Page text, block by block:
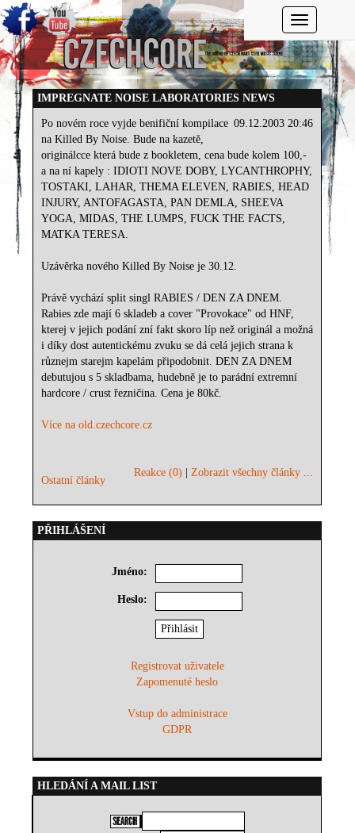
Toggle
IMPREGNATE NOISE LABORATORIES NEWS
09.12.2003 20:46
Po novém roce vyjde benifiční kompilace
na Killed By Noise. Bude na kazetě,
originálcce která bude z bookletem, cena bude kolem 100,-
a na ní kapely : IDIOTI NOVE DOBY, LYCANTHROPHY,
TOSTAKI, LAHAR, THEMA ELEVEN, RABIES, HEAD
INJURY, ANTOFAGASTA, PAN DEMLA, SHEEVA
YOGA, MIDAS, THE LUMPS, FUCK THE FACTS,
MATKA TERESA.
Uzávěrka nového Killed By Noise je 30.12.
Právě vychází split singl RABIES / DEN ZA DNEM.
Rabies zde mají 6 skladeb a cover "Provokace" od HNF,
kterej v jejich podání zní fakt skoro líp než originál a možná
i díky dost autentickému zvuku se dá celá jejich strana k
různejm starejm kapelám připodobnit. DEN ZA DNEM
debutujou s 5 skladbama, hudebně je to parádní extremní
hardcore / crust řezničina. Cena je 80kč.
Více na old.czechcore.cz
Ostatní články
Reakce (0) |Zobrazit všechny články ...
PŘIHLÁŠENÍ
Jméno:
Heslo:
Registrovat uživatele
Zapomenuté heslo
Vstup do administrace
GDPR
HLEDÁNÍ A MAIL LIST